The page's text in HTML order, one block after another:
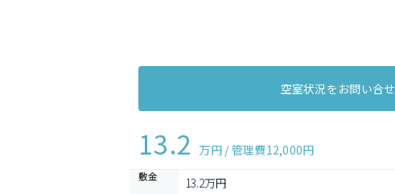
空室状況をお問い合せ
13.2 万円 / 管理費12,000円
敷金 13.2万円